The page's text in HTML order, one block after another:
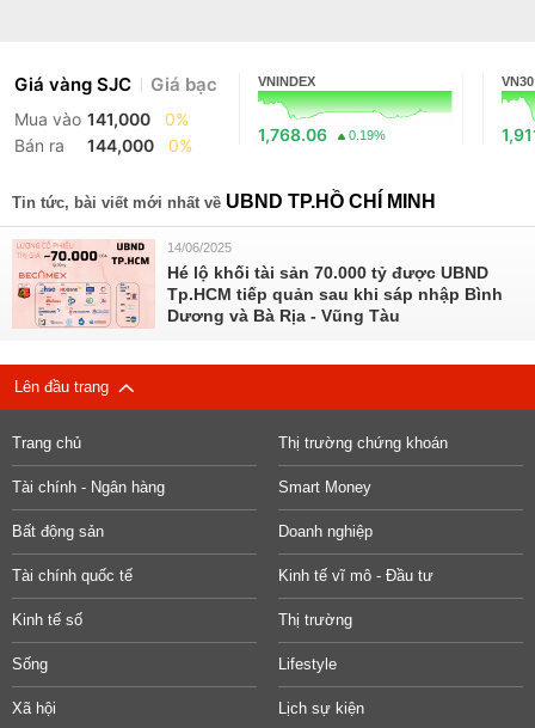
Giá vàng SJC Giá bạc
Mua vào 141,000
0%
Bán ra
144,000 0%
VNINDEX
1,768.06 0.19%
VN30
Tin tức, bài viết mới nhất về UBND TP.HỒ CHÍ MINH
14/06/2025
Hé lộ khối tài sản 70.000 tỷ được UBND
Tp.HCM tiếp quản sau khi sáp nhập Bình
Dương và Bà Rịa - Vũng Tàu
Lên đầu trang
Trang chủ Thị trường chứng khoán
Tài chính - Ngân hàng Smart Money
Bất động sản Doanh nghiệp
Tài chính quốc tế Kinh tế vĩ mô - Đầu tư
Kinh tế số Thị trường
Sống Lifestyle
Xã hội Lịch sự kiện